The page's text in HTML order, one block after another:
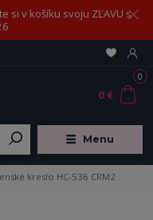
si v košíku svoju ZĽAVU s
Menu
0
0 €
kreslo HC-536 CRM2